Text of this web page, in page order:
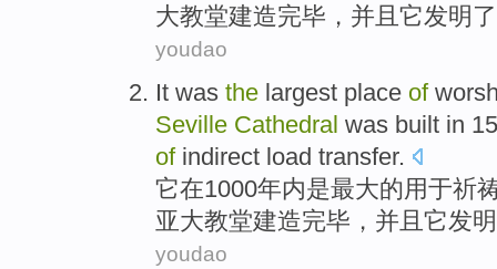
大教堂建造完毕， 并且 它发明 了
youdao
It was the largest place of
Seville Cathedral was built in
ofindirect load transfer.
它在1000年内是最大的用于祈
亚大教堂建造完毕， 并且 它发明
youdao